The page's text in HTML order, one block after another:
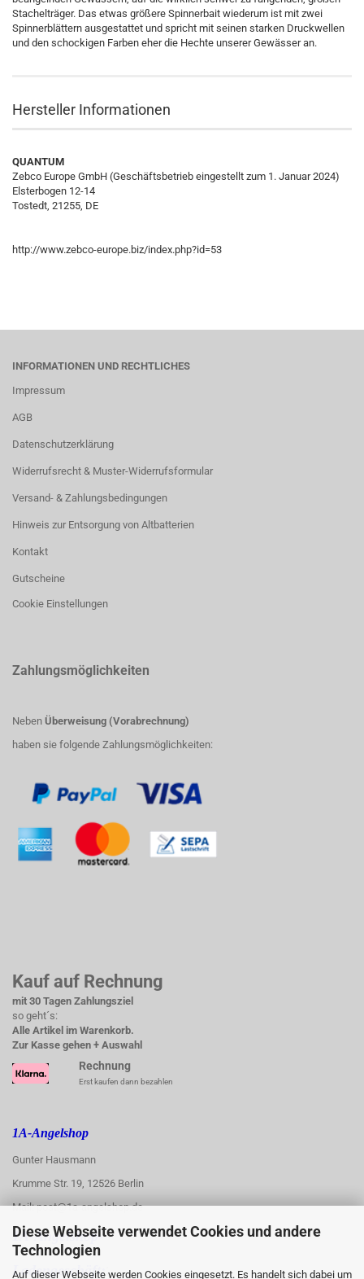
Diese Webseite verwendet Cookies und andere
Technologien
Auf dieser Webseite werden Cookies eingesetzt. Es handelt sich dabei um
Stachelträger. Das etwas größere Spinnerbait wiederum ist mit zwei
Spinnerblättern ausgestattet und spricht mit seinen starken Druckwellen
und den schockigen Farben eher die Hechte unserer Gewässer an.
Hersteller Informationen
QUANTUM
Zebco Europe GmbH (Geschäftsbetrieb eingestellt zum 1. Januar 2024)
Elsterbogen 12-14
Tostedt, 21255, DE
http://www.zebco-europe.biz/index.php?id=53
INFORMATIONEN UND RECHTLICHES
Impressum
AGB
Datenschutzerklärung
Widerrufsrecht & Muster-Widerrufsformular
Versand- & Zahlungsbedingungen
Hinweis zur Entsorgung von Altbatterien
Kontakt
Gutscheine
Cookie Einstellungen
Zahlungsmöglichkeiten
Neben Überweisung (Vorabrechnung)
haben sie folgende Zahlungsmöglichkeiten:
Kauf auf Rechnung
mit 30 Tagen Zahlungsziel
so geht´s:
Alle Artikel im Warenkorb.
Zur Kasse gehen + Auswahl
Rechnung
Erst kaufen dann bezahlen
1A-Angelshop
Gunter Hausmann
Krumme Str. 19, 12526 Berlin
Mail: post@1a-angelshop.de
1A-Angelshop-
Ladengeschäft::